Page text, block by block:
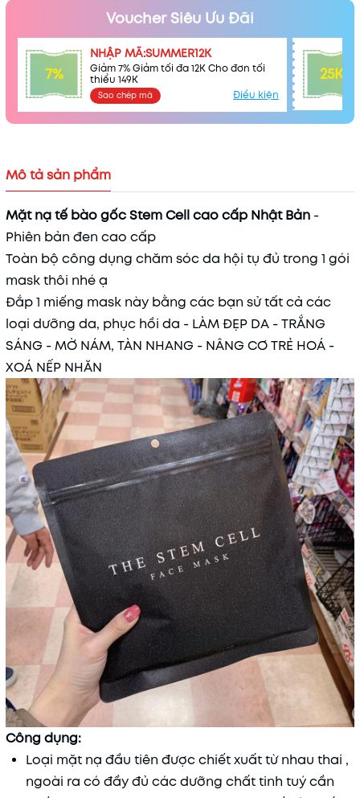
Voucher Siêu Ưu Đãi
7%
NHẬP MÃ:SUMMER12K
Giảm 7% Giảm tối đa 12K Cho đơn tối
thiểu 149K
Sao chép mã Điều kiện
25K
Mã khuyến mãi:
Mô tả sản phẩm
Mặt nạ tế bào gốc Stem Cell cao cấp Nhật Bản -
Phiên bản đen cao cấp
Toàn bộ công dụng chăm sóc da hội tụ đủ trong 1 gói
mask thôi nhé ạ
Đắp 1 miếng mask này bằng các bạn sử tất cả các
loại dưỡng da, phục hồi da - LÀM ĐẸP DA - TRẮNG
SÁNG - MỜ NÁM, TÀN NHANG - NÂNG CƠ TRẺ HOÁ -
XOÁ NẾP NHĂN
Công dụng:
Loại mặt nạ đầu tiên được chiết xuất từ nhau thai ,
ngoài ra có đầy đủ các dưỡng chất tinh tuý cần